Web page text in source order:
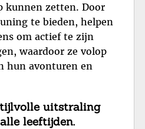
kunnen zetten. Door
te bieden, helpen
om actief te zijn
waardoor ze volop
hun avonturen en
uitstraling
leeftijden.